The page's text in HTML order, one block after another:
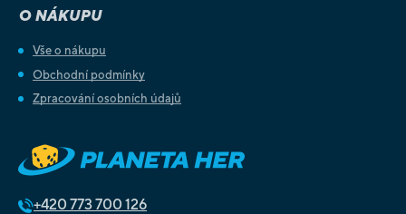
O NÁKUPU
Vše o nákupu
Obchodní podmínky
Zpracování osobních údajů
+420 773 700 126